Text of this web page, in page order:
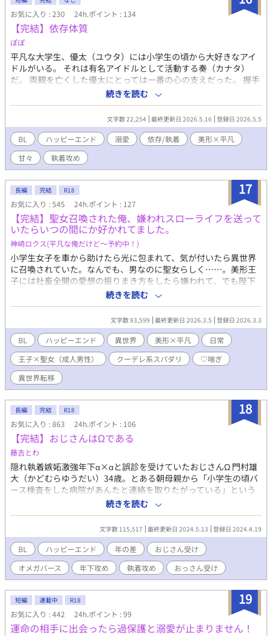
りませんが、征哉視点になれば書く予定です。R18には※つけま
す。
お気に入り : 230 24h.ポイント : 134
【完結】依存体質
ぽぽ
平凡な大学生、優太（ユウタ）には小学生の頃から大好きなアイ
ドルがいる。 それは有名アイドルとして活動する奏（カナタ）
だ。 両親を亡くした優太にとっては一番の心の支えだった。 握手
会やイベントに足繁く通っていた優太。そのため、奏からは「認
知」をされていた。 だが、就職活動をきっかけに頻繁に通えなく
なってしまう。 すっかり忘られてしまっただろうと思いながら行
ったライブだが…
続きを読む
文字数 22,254 最終更新日 2026.5.16 登録日 2026.5.5
BL ハッピーエンド 溺愛 依存/執着
美形×平凡
甘々
執着攻め
17
長編 完結 R18
お気に入り : 545 24h.ポイント : 127
【完結】聖女召喚された俺、嫌われスローライフを送って
いたらいつの間にか好かれてました。
神崎ロクス(平凡な俺​だけど～予約中！)
小学生女子を車から助けたら光に包まれて、気が付いたら異世界
に召喚されていた。なんでも、男なのに聖女らしく……。美形王
子には社畜全開の愛想の振りまき方をしたら嫌われて、でも陛下
と王妃殿下には嫌われなかったからいいか！そんなことよりお仕
事お仕事！ クーデレスパダリ系執着攻め×めっちゃポジティブち
ょっと阿呆な受け ※R-18があります。その話にはR-18の明記をつ
けますので、苦手な方や、１８歳未満の方は閲覧をご遠慮く ※こ
のお話はNolaさん、ムーンライトノベルズさんでも掲載されてい
ます。
続きを読む
文字数 83,599 最終更新日 2026.3.5 登録日 2026.3.3
BL ハッピーエンド 異世界 美形×平凡
日常
王子×聖女（成人男性）
クーデレ系スパダリ
♡喘ぎ
異世界転移
18
長編 完結 R18
お気に入り : 863 24h.ポイント : 106
【完結】おじさんはΩである
藤吉とわ
隠れ執着嫉妬激強年下α×αと誤診を受けていたおじさんΩ 門村雄
大（かどむらゆうだい）34歳。とある朝母親から「小学生の頃バ
ース検査をした病院があんたと連絡を取りたがっている」という
電話を貰う。 何の用件か分からぬまま、折り返しの連絡をしてみ
ると「至急お知らせしたいことがある。自宅に伺いたい」と言わ
れ、招いたところ三人の男がやってきて部屋の中で突然土下座を
された。よくよく話を聞けば23年前のバース検査で告知ミスをし
ていたと告げられる。 今更Ωと言われても――と戸惑うものの、α
だと思い込んでいた期間も自分のバース性にしっくり来ていなか
った雄大は悩みながらも正しいバース性を受け入れていく。 治療
のため、まずはΩ性の発情期であるヒートを起こさなければなら
ず、謝罪に来た三人の男の内の一人・研修医でαの戸賀井 圭（と
がいけい）と同居を開始することにーー。
続きを読む
文字数 115,517 最終更新日 2024.5.13 登録日 2024.4.19
BL ハッピーエンド 年の差
おじさん受け
オメガバース
年下攻め 執着攻め おっさん受け
19
短編 連載中 R18
お気に入り : 442 24h.ポイント : 99
運命の相手に出会ったら過保護と溺愛が止まりません！